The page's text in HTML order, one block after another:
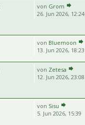
von Grom
26. Jun 2026, 12:24
von Bluemoon
13. Jun 2026, 18:23
von Zetesa
12. Jun 2026, 23:08
von Sisu
5. Jun 2026, 15:39